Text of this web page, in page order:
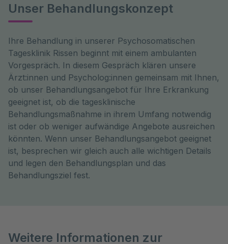
Unser Behandlungskonzept
Ihre Behandlung in unserer Psychosomatischen
Tagesklinik Rissen beginnt mit einem ambulanten
Vorgespräch. In diesem Gespräch klären unsere
Ärzt:innen und Psycholog:innen gemeinsam mit Ihnen,
ob unser Behandlungsangebot für Ihre Erkrankung
geeignet ist, ob die tagesklinische
Behandlungsmaßnahme in ihrem Umfang notwendig
ist oder ob weniger aufwändige Angebote ausreichen
könnten. Wenn unser Behandlungsangebot geeignet
ist, besprechen wir gleich auch alle wichtigen Details
und legen den Behandlungsplan und das
Behandlungsziel fest.
Weitere Informationen zur